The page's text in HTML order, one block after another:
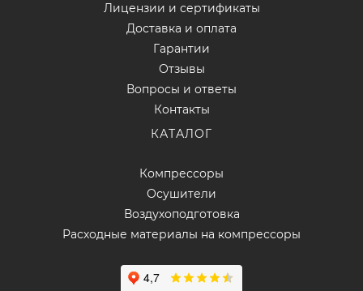
Лицензии и сертификаты
Доставка и оплата
Гарантии
Отзывы
Вопросы и ответы
Контакты
КАТАЛОГ
Компрессоры
Осушители
Воздухоподготовка
Расходные материалы на компрессоры